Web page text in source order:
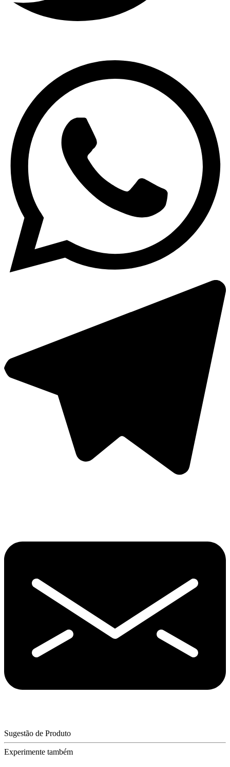
Sugestão de Produto
Experimente também